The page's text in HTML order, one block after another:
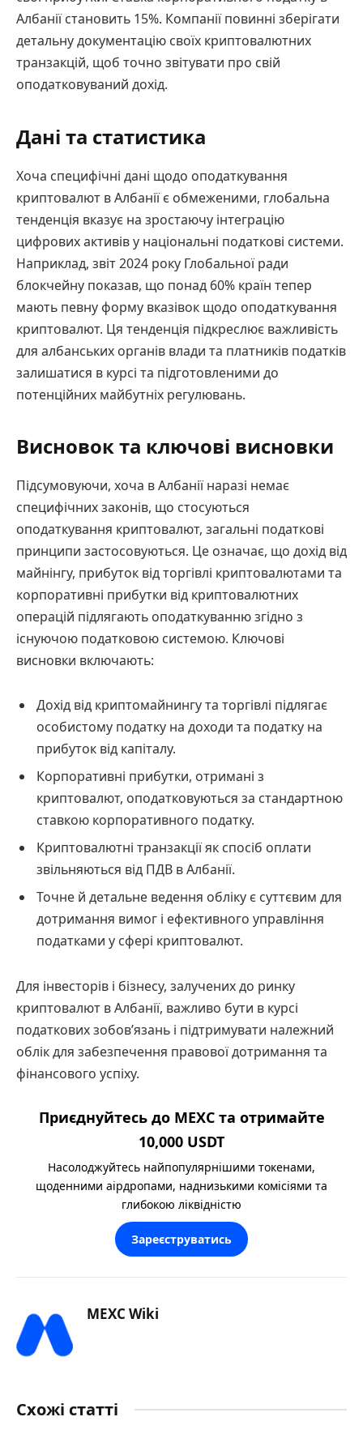
Албанії становить 15%. Компанії повинні зберігати
детальну документацію своїх криптовалютних
транзакцій, щоб точно звітувати про свій
оподатковуваний дохід.
Дані та статистика
Хоча специфічні дані щодо оподаткування
криптовалют в Албанії є обмеженими, глобальна
тенденція вказує на зростаючу інтеграцію
цифрових активів у національні податкові системи.
Наприклад, звіт 2024 року Глобальної ради
блокчейну показав, що понад 60% країн тепер
мають певну форму вказівок щодо оподаткування
криптовалют. Ця тенденція підкреслює важливість
для албанських органів влади та платників податків
залишатися в курсі та підготовленими до
потенційних майбутніх регулювань.
Висновок та ключові висновки
Підсумовуючи, хоча в Албанії наразі немає
специфічних законів, що стосуються
оподаткування криптовалют, загальні податкові
принципи застосовуються. Це означає, що дохід від
майнінгу, прибуток від торгівлі криптовалютами та
корпоративні прибутки від криптовалютних
операцій підлягають оподаткуванню згідно з
існуючою податковою системою. Ключові
висновки включають:
Дохід від криптомайнингу та торгівлі підлягає
особистому податку на доходи та податку на
прибуток від капіталу.
Корпоративні прибутки, отримані з
криптовалют, оподатковуються за стандартною
ставкою корпоративного податку.
Криптовалютні транзакції як спосіб оплати
звільняються від ПДВ в Албанії.
Точне й детальне ведення обліку є суттєвим для
дотримання вимог і ефективного управління
податками у сфері криптовалют.
Для інвесторів і бізнесу, залучених до ринку
криптовалют в Албанії, важливо бути в курсі
податкових зобов’язань і підтримувати належний
облік для забезпечення правової дотримання та
фінансового успіху.
Приєднуйтесь до MEXC та отримайте
10,000 USDT
Насолоджуйтесь найпопулярнішими токенами,
щоденними аірдропами, наднизькими комісіями та
глибокою ліквідністю
Зареєструватись
MEXC Wiki
Схожі статті